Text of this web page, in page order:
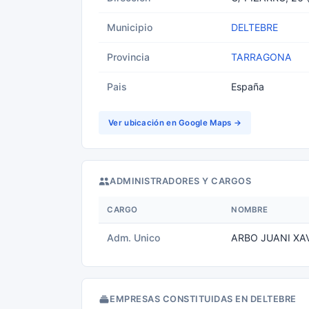
Municipio DELTEBRE
Provincia TARRAGONA
Pais España
Ver ubicación en Google Maps →
ADMINISTRADORES Y CARGOS
CARGO NOMBRE
Adm. Unico ARBO JUANI
EMPRESAS CONSTITUIDAS EN DELTEBRE